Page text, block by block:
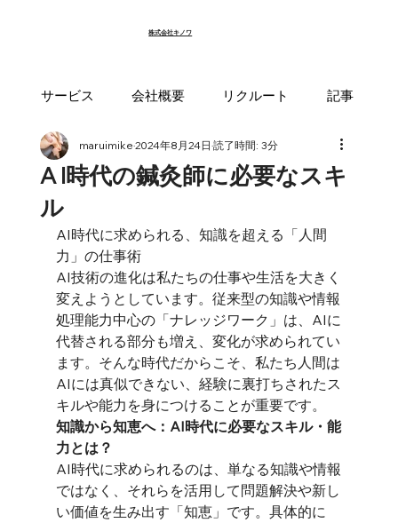
​​株式会社キノワ
サービス 会社概要 リクルート 記事
A I時代の鍼灸師に必要なスキ
ル
maruimike2024年8月24日 読了時間: 3分
AI時代に求められる、知識を超える「人間
力」の仕事術
AI技術の進化は私たちの仕事や生活を大きく
変えようとしています。従来型の知識や情報
処理能力中心の「ナレッジワーク」は、AIに
代替される部分も増え、変化が求められてい
ます。そんな時代だからこそ、私たち人間は
AIには真似できない、経験に裏打ちされたス
キルや能力を身につけることが重要です。
知識から知恵へ：AI時代に必要なスキル・能
力とは？
AI時代に求められるのは、単なる知識や情報
ではなく、それらを活用して問題解決や新し
い価値を生み出す「知恵」です。具体的に